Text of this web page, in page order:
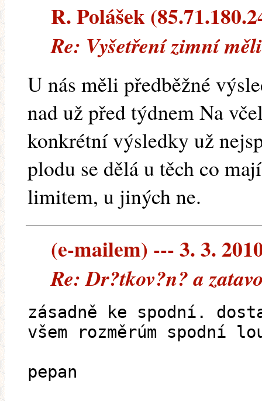
R. Polášek
Re: Vyšetření zimní
U nás měli předběžné
nad už před týdnem Na
konkrétní výsledky už
plodu se dělá u těch co
limitem, u jiných ne.
(e-mailem) --- 3. 3.
Re: Dr?tkov?n? a
zásadně ke spodní.
všem rozměrúm spodní
pepan